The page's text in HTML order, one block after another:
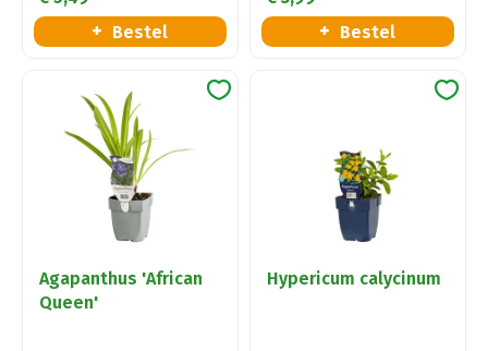
Bestel
Bestel
Agapanthus 'African
Queen'
Hypericum calycinum